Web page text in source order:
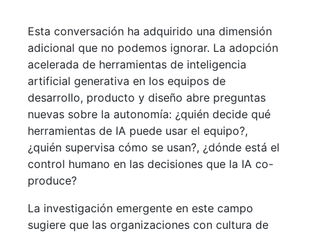
Esta conversación ha adquirido una dimensión
adicional que no podemos ignorar. La adopción
acelerada de herramientas de inteligencia
artificial generativa en los equipos de
desarrollo, producto y diseño abre preguntas
nuevas sobre la autonomía: ¿quién decide qué
herramientas de IA puede usar el equipo?,
¿quién supervisa cómo se usan?, ¿dónde está el
control humano en las decisiones que la IA co-
produce?
La investigación emergente en este campo
sugiere que las organizaciones con cultura de